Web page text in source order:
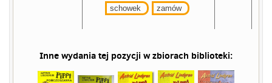
schowek
zamów
Inne wydania tej pozycji w zbiorach biblioteki: